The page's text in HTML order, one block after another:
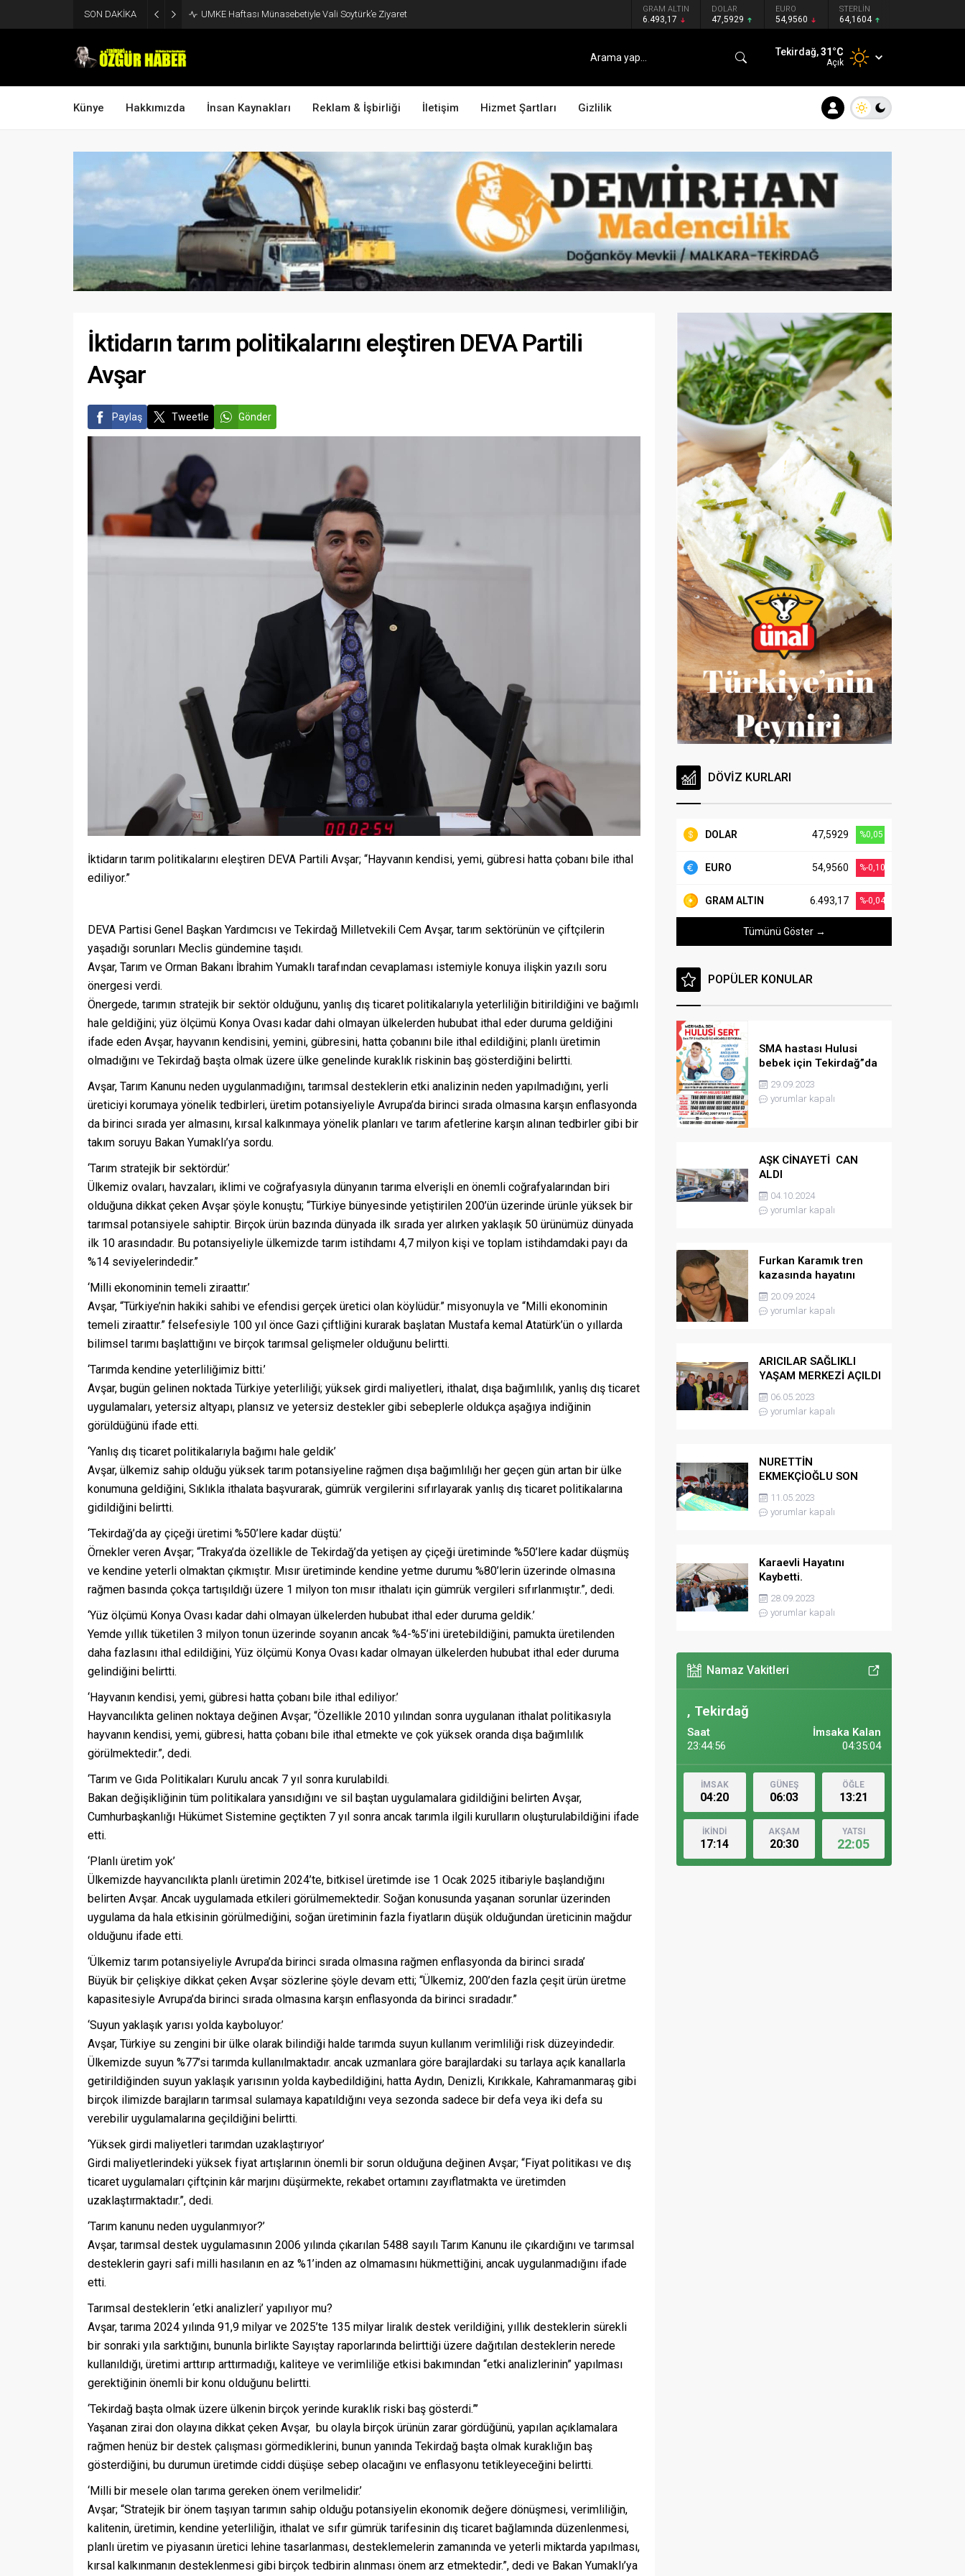
SON DAKİKA UMKE Haftası Münasebetiyle Vali Soytürk’e Ziyaret GRAM ALTIN
6.493,17
DOLAR
47,5929
EURO
54,9560
STERLİN
64,1604
Tekirdağ,31°C
Açık
Künye Hakkımızda İnsan Kaynakları Reklam & İşbirliği İletişim Hizmet Şartları Gizlilik
İktidarın tarım politikalarını eleştiren DEVA Partili
Avşar
Paylaş Tweetle Gönder
İktidarın tarım politikalarını eleştiren DEVA Partili Avşar; “Hayvanın kendisi, yemi, gübresi hatta çobanı bile ithal
ediliyor.”
DEVA Partisi Genel Başkan Yardımcısı ve Tekirdağ Milletvekili Cem Avşar, tarım sektörünün ve çiftçilerin
yaşadığı sorunları Meclis gündemine taşıdı.
Avşar, Tarım ve Orman Bakanı İbrahim Yumaklı tarafından cevaplaması istemiyle konuya ilişkin yazılı soru
önergesi verdi.
Önergede, tarımın stratejik bir sektör olduğunu, yanlış dış ticaret politikalarıyla yeterliliğin bitirildiğini ve bağımlı
hale geldiğini; yüz ölçümü Konya Ovası kadar dahi olmayan ülkelerden hububat ithal eder duruma geldiğini
ifade eden Avşar, hayvanın kendisini, yemini, gübresini, hatta çobanını bile ithal edildiğini; planlı üretimin
olmadığını ve Tekirdağ başta olmak üzere ülke genelinde kuraklık riskinin baş gösterdiğini belirtti.
Avşar, Tarım Kanunu neden uygulanmadığını, tarımsal desteklerin etki analizinin neden yapılmadığını, yerli
üreticiyi korumaya yönelik tedbirleri, üretim potansiyeliyle Avrupa’da birinci sırada olmasına karşın enflasyonda
da birinci sırada yer almasını, kırsal kalkınmaya yönelik planları ve tarım afetlerine karşın alınan tedbirler gibi bir
takım soruyu Bakan Yumaklı’ya sordu.
‘Tarım stratejik bir sektördür.’
Ülkemiz ovaları, havzaları, iklimi ve coğrafyasıyla dünyanın tarıma elverişli en önemli coğrafyalarından biri
olduğuna dikkat çeken Avşar şöyle konuştu; “Türkiye bünyesinde yetiştirilen 200’ün üzerinde ürünle yüksek bir
tarımsal potansiyele sahiptir. Birçok ürün bazında dünyada ilk sırada yer alırken yaklaşık 50 ürünümüz dünyada
ilk 10 arasındadır. Bu potansiyeliyle ülkemizde tarım istihdamı 4,7 milyon kişi ve toplam istihdamdaki payı da
%14 seviyelerindedir.”
‘Milli ekonominin temeli ziraattır.’
Avşar, “Türkiye’nin hakiki sahibi ve efendisi gerçek üretici olan köylüdür.” misyonuyla ve “Milli ekonominin
temeli ziraattır.” felsefesiyle 100 yıl önce Gazi çiftliğini kurarak başlatan Mustafa kemal Atatürk’ün o yıllarda
bilimsel tarımı başlattığını ve birçok tarımsal gelişmeler olduğunu belirtti.
‘Tarımda kendine yeterliliğimiz bitti.’
Avşar, bugün gelinen noktada Türkiye yeterliliği; yüksek girdi maliyetleri, ithalat, dışa bağımlılık, yanlış dış ticaret
uygulamaları, yetersiz altyapı, plansız ve yetersiz destekler gibi sebeplerle oldukça aşağıya indiğinin
görüldüğünü ifade etti.
‘Yanlış dış ticaret politikalarıyla bağımı hale geldik’
Avşar, ülkemiz sahip olduğu yüksek tarım potansiyeline rağmen dışa bağımlılığı her geçen gün artan bir ülke
konumuna geldiğini, Sıklıkla ithalata başvurarak, gümrük vergilerini sıfırlayarak yanlış dış ticaret politikalarına
gidildiğini belirtti.
‘Tekirdağ’da ay çiçeği üretimi %50’lere kadar düştü.’
Örnekler veren Avşar; “Trakya’da özellikle de Tekirdağ’da yetişen ay çiçeği üretiminde %50’lere kadar düşmüş
ve kendine yeterli olmaktan çıkmıştır. Mısır üretiminde kendine yetme durumu %80’lerin üzerinde olmasına
rağmen basında çokça tartışıldığı üzere 1 milyon ton mısır ithalatı için gümrük vergileri sıfırlanmıştır.”, dedi.
‘Yüz ölçümü Konya Ovası kadar dahi olmayan ülkelerden hububat ithal eder duruma geldik.’
Yemde yıllık tüketilen 3 milyon tonun üzerinde soyanın ancak %4-%5’ini üretebildiğini, pamukta üretilenden
daha fazlasını ithal edildiğini, Yüz ölçümü Konya Ovası kadar olmayan ülkelerden hububat ithal eder duruma
gelindiğini belirtti.
‘Hayvanın kendisi, yemi, gübresi hatta çobanı bile ithal ediliyor.’
Hayvancılıkta gelinen noktaya değinen Avşar; “Özellikle 2010 yılından sonra uygulanan ithalat politikasıyla
hayvanın kendisi, yemi, gübresi, hatta çobanı bile ithal etmekte ve çok yüksek oranda dışa bağımlılık
görülmektedir.”, dedi.
‘Tarım ve Gıda Politikaları Kurulu ancak 7 yıl sonra kurulabildi.
Bakan değişikliğinin tüm politikalara yansıdığını ve sil baştan uygulamalara gidildiğini belirten Avşar,
Cumhurbaşkanlığı Hükümet Sistemine geçtikten 7 yıl sonra ancak tarımla ilgili kurulların oluşturulabildiğini ifade
etti.
‘Planlı üretim yok’
Ülkemizde hayvancılıkta planlı üretimin 2024’te, bitkisel üretimde ise 1 Ocak 2025 itibariyle başlandığını
belirten Avşar. Ancak uygulamada etkileri görülmemektedir. Soğan konusunda yaşanan sorunlar üzerinden
uygulama da hala etkisinin görülmediğini, soğan üretiminin fazla fiyatların düşük olduğundan üreticinin mağdur
olduğunu ifade etti.
‘Ülkemiz tarım potansiyeliyle Avrupa’da birinci sırada olmasına rağmen enflasyonda da birinci sırada’
Büyük bir çelişkiye dikkat çeken Avşar sözlerine şöyle devam etti; “Ülkemiz, 200’den fazla çeşit ürün üretme
kapasitesiyle Avrupa’da birinci sırada olmasına karşın enflasyonda da birinci sıradadır.”
‘Suyun yaklaşık yarısı yolda kayboluyor.’
Avşar, Türkiye su zengini bir ülke olarak bilindiği halde tarımda suyun kullanım verimliliği risk düzeyindedir.
Ülkemizde suyun %77’si tarımda kullanılmaktadır. ancak uzmanlara göre barajlardaki su tarlaya açık kanallarla
getirildiğinden suyun yaklaşık yarısının yolda kaybedildiğini, hatta Aydın, Denizli, Kırıkkale, Kahramanmaraş gibi
birçok ilimizde barajların tarımsal sulamaya kapatıldığını veya sezonda sadece bir defa veya iki defa su
verebilir uygulamalarına geçildiğini belirtti.
‘Yüksek girdi maliyetleri tarımdan uzaklaştırıyor’
Girdi maliyetlerindeki yüksek fiyat artışlarının önemli bir sorun olduğuna değinen Avşar; “Fiyat politikası ve dış
ticaret uygulamaları çiftçinin kâr marjını düşürmekte, rekabet ortamını zayıflatmakta ve üretimden
uzaklaştırmaktadır.”, dedi.
‘Tarım kanunu neden uygulanmıyor?’
Avşar, tarımsal destek uygulamasının 2006 yılında çıkarılan 5488 sayılı Tarım Kanunu ile çıkardığını ve tarımsal
desteklerin gayri safi milli hasılanın en az %1’inden az olmamasını hükmettiğini, ancak uygulanmadığını ifade
etti.
Tarımsal desteklerin ‘etki analizleri’ yapılıyor mu?
Avşar, tarıma 2024 yılında 91,9 milyar ve 2025’te 135 milyar liralık destek verildiğini, yıllık desteklerin sürekli
bir sonraki yıla sarktığını, bununla birlikte Sayıştay raporlarında belirttiği üzere dağıtılan desteklerin nerede
kullanıldığı, üretimi arttırıp arttırmadığı, kaliteye ve verimliliğe etkisi bakımından “etki analizlerinin” yapılması
gerektiğinin önemli bir konu olduğunu belirtti.
‘Tekirdağ başta olmak üzere ülkenin birçok yerinde kuraklık riski baş gösterdi.”’
Yaşanan zirai don olayına dikkat çeken Avşar, bu olayla birçok ürünün zarar gördüğünü, yapılan açıklamalara
rağmen henüz bir destek çalışması görmediklerini, bunun yanında Tekirdağ başta olmak kuraklığın baş
gösterdiğini, bu durumun üretimde ciddi düşüşe sebep olacağını ve enflasyonu tetikleyeceğini belirtti.
‘Milli bir mesele olan tarıma gereken önem verilmelidir.’
Avşar; “Stratejik bir önem taşıyan tarımın sahip olduğu potansiyelin ekonomik değere dönüşmesi, verimliliğin,
kalitenin, üretimin, kendine yeterliliğin, ithalat ve sıfır gümrük tarifesinin dış ticaret bağlamında düzenlenmesi,
planlı üretim ve piyasanın üretici lehine tasarlanması, desteklemelerin zamanında ve yeterli miktarda yapılması,
kırsal kalkınmanın desteklenmesi gibi birçok tedbirin alınması önem arz etmektedir.”, dedi ve Bakan Yumaklı’ya
DÖVİZ KURLARI
DOLAR 47,5929 %0,05
EURO 54,9560 %-0,10
GRAM ALTIN 6.493,17 %-0,04
Tümünü Göster →
POPÜLER KONULAR
SMA hastası Hulusi
bebek için Tekirdağ”da
konser düzenlenicek
29.09.2023
yorumlar kapalı
AŞK CİNAYETİ CAN
ALDI
04.10.2024
yorumlar kapalı
Furkan Karamık tren
kazasında hayatını
kaybetti
20.09.2024
yorumlar kapalı
ARICILAR SAĞLIKLI
YAŞAM MERKEZİ AÇILDI
06.05.2023
yorumlar kapalı
NURETTİN
EKMEKÇİOĞLU SON
YOLCULUĞUNA
UĞURLANDI
11.05.2023
yorumlar kapalı
Karaevli Hayatını
Kaybetti.
28.09.2023
yorumlar kapalı
Namaz Vakitleri
, Tekirdağ
Saat
23:44:57
İmsaka Kalan
04:35:03
İMSAK
04:20
GÜNEŞ
06:03
ÖĞLE
13:21
İKİNDİ
17:14
AKŞAM
20:30
YATSI
22:05